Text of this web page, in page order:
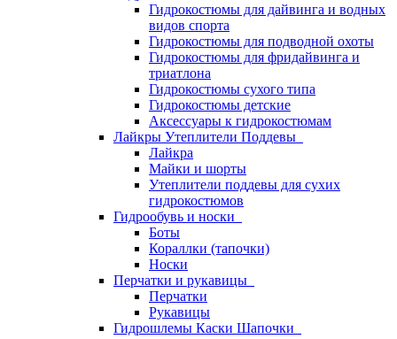
Гидрокостюмы для дайвинга и водных
видов спорта
Гидрокостюмы для подводной охоты
Гидрокостюмы для фридайвинга и
триатлона
Гидрокостюмы сухого типа
Гидрокостюмы детские
Аксессуары к гидрокостюмам
Лайкры Утеплители Поддевы
Лайкра
Майки и шорты
Утеплители поддевы для сухих
гидрокостюмов
Гидрообувь и носки
Боты
Кораллки (тапочки)
Носки
Перчатки и рукавицы
Перчатки
Рукавицы
Гидрошлемы Каски Шапочки